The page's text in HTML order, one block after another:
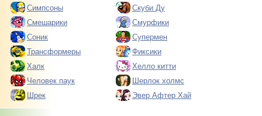
Симпсоны
Скуби Ду
Смешарики
Смурфики
Соник
Супермен
Трансформеры
Фиксики
Халк
Хелло китти
Человек паук
Шерлок холмс
Шрек
Эвер Афтер Хай